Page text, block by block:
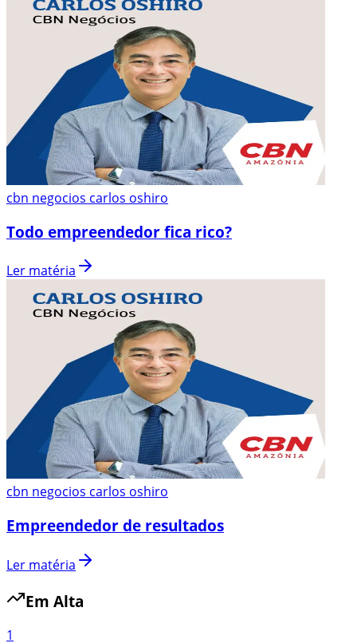
cbn negocios carlos oshiro
Todo empreendedor fica rico?
Ler matéria
cbn negocios carlos oshiro
Empreendedor de resultados
Ler matéria
Em Alta
1